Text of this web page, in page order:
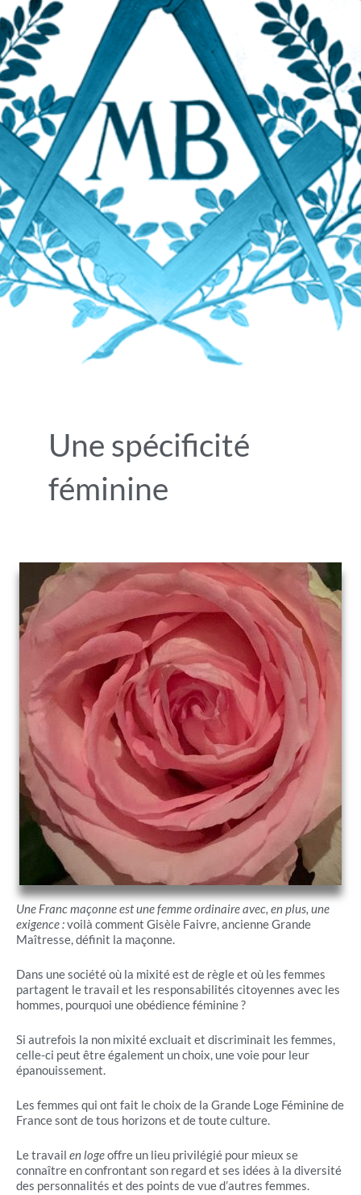
Une spécificité
féminine
Une Franc maçonne est une femme ordinaire avec, en plus, une
exigence :voilà comment Gisèle Faivre, ancienne Grande
Maîtresse, définit la maçonne.
Dans une société où la mixité est de règle et où les femmes
partagent le travail et les responsabilités citoyennes avec les
hommes, pourquoi une obédience féminine ?
Si autrefois la non mixité excluait et discriminait les femmes,
celle-ci peut être également un choix, une voie pour leur
épanouissement.
Les femmes qui ont fait le choix de la Grande Loge Féminine de
France sont de tous horizons et de toute culture.
Le travail en logeoffre un lieu privilégié pour mieux se
connaître en confrontant son regard et ses idées à la diversité
des personnalités et des points de vue d’autres femmes.